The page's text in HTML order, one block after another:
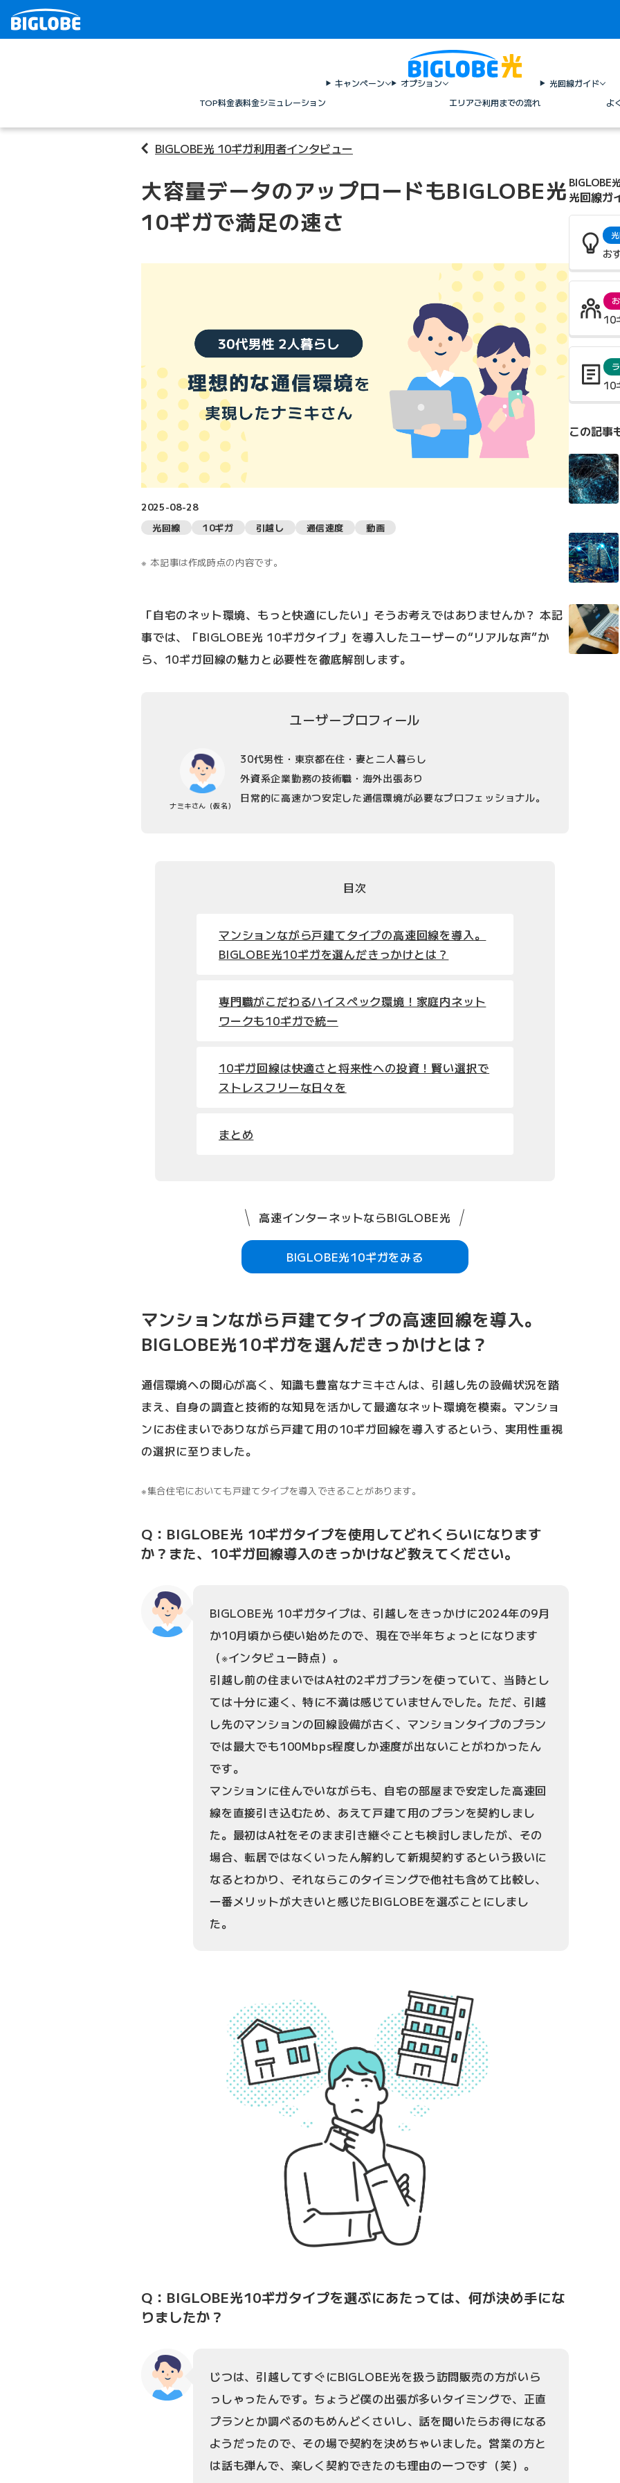
TOP料金表料金シミュレーション
キャンペーン
オプション
エリアご利用までの流れ
光回線ガイド
よ
BIGLOBE光 10ギガ利用者インタビュー
大容量データのアップロードもBIGLOBE光
10ギガで満足の速さ
2025-08-28
光回線
10ギガ 引越し 通信速度 動画
本記事は作成時点の内容です。
「自宅のネット環境、もっと快適にしたい」そうお考えではありませんか？ 本記
事では、「BIGLOBE光 10ギガタイプ」を導入したユーザーの“リアルな声”か
ら、10ギガ回線の魅力と必要性を徹底解剖します。
ユーザープロフィール
ナミキさん （仮名）
30代男性・東京都在住・妻と二人暮らし
外資系企業勤務の技術職・海外出張あり
日常的に高速かつ安定した通信環境が必要なプロフェッショナル。
目次
マンションながら戸建てタイプの高速回線を導入。
BIGLOBE光10ギガを選んだきっかけとは？
専門職がこだわるハイスペック環境！家庭内ネット
ワークも10ギガで統一
10ギガ回線は快適さと将来性への投資！賢い選択で
ストレスフリーな日々を
まとめ
高速インターネットならBIGLOBE光
BIGLOBE光10ギガをみる
マンションながら戸建てタイプの高速回線を導入。
BIGLOBE光10ギガを選んだきっかけとは？
通信環境への関心が高く、知識も豊富なナミキさんは、引越し先の設備状況を踏
まえ、自身の調査と技術的な知見を活かして最適なネット環境を模索。マンショ
ンにお住まいでありながら戸建て用の10ギガ回線を導入するという、実用性重視
の選択に至りました。
集合住宅においても戸建てタイプを導入できることがあります。
Q：BIGLOBE光 10ギガタイプを使用してどれくらいになります
か？また、10ギガ回線導入のきっかけなど教えてください。
BIGLOBE光 10ギガタイプは、引越しをきっかけに2024年の9月
か10月頃から使い始めたので、現在で半年ちょっとになります
（※インタビュー時点）。
引越し前の住まいではA社の2ギガプランを使っていて、当時とし
ては十分に速く、特に不満は感じていませんでした。ただ、引越
し先のマンションの回線設備が古く、マンションタイプのプラン
では最大でも100Mbps程度しか速度が出ないことがわかったん
です。
マンションに住んでいながらも、自宅の部屋まで安定した高速回
線を直接引き込むため、あえて戸建て用のプランを契約しまし
た。最初はA社をそのまま引き継ぐことも検討しましたが、その
場合、転居ではなくいったん解約して新規契約するという扱いに
なるとわかり、それならこのタイミングで他社も含めて比較し、
一番メリットが大きいと感じたBIGLOBEを選ぶことにしまし
た。
Q：BIGLOBE光10ギガタイプを選ぶにあたっては、何が決め手にな
りましたか？
じつは、引越してすぐにBIGLOBE光を扱う訪問販売の方がいら
っしゃったんです。ちょうど僕の出張が多いタイミングで、正直
プランとか調べるのもめんどくさいし、話を聞いたらお得になる
ようだったので、その場で契約を決めちゃいました。営業の方と
は話も弾んで、楽しく契約できたのも理由の一つです（笑）。
BIGLOBE光
光回線ガ
お
10
10
この記事